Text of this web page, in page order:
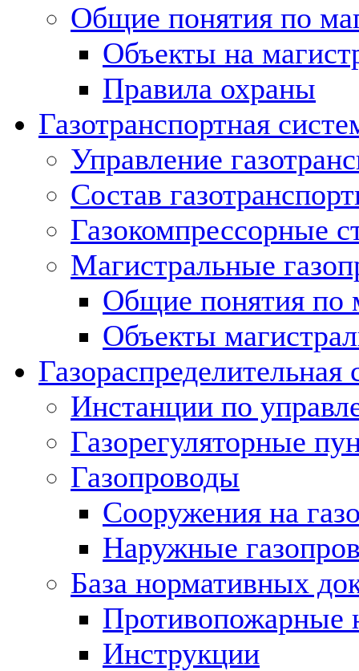
Общие понятия по
Объекты на
Правила охраны
Газотранспортная
Управление
Состав
Газокомпрессорные
Магистральные
Общие понятия по
Объекты
Газораспределительная
Инстанции по
Газорегуляторные
Газопроводы
Сооружения на
Наружные
База нормативных
Противопожарные
Инструкции